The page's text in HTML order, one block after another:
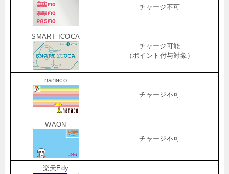
チャージ不可
SMART ICOCA
チャージ可能
（ポイント付与対象）
nanaco
チャージ不可
WAON
チャージ不可
楽天Edy